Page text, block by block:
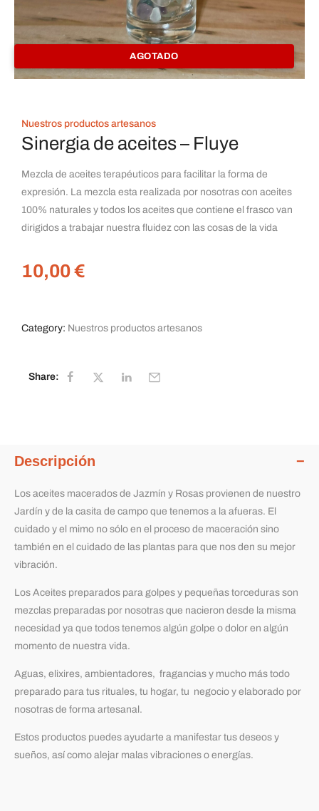
AGOTADO
Nuestros productos artesanos
Sinergia de aceites – Fluye
Mezcla de aceites terapéuticos para facilitar la forma de
expresión. La mezcla esta realizada por nosotras con aceites
100% naturales y todos los aceites que contiene el frasco van
dirigidos a trabajar nuestra fluidez con las cosas de la vida
10,00€
Category: Nuestros productos artesanos
Share:
Descripción
Los aceites macerados de Jazmín y Rosas provienen de nuestro
Jardín y de la casita de campo que tenemos a la afueras. El
cuidado y el mimo no sólo en el proceso de maceración sino
también en el cuidado de las plantas para que nos den su mejor
vibración.
Los Aceites preparados para golpes y pequeñas torceduras son
mezclas preparadas por nosotras que nacieron desde la misma
necesidad ya que todos tenemos algún golpe o dolor en algún
momento de nuestra vida.
Aguas, elixires, ambientadores, fragancias y mucho más todo
preparado para tus rituales, tu hogar, tu negocio y elaborado por
nosotras de forma artesanal.
Estos productos puedes ayudarte a manifestar tus deseos y
sueños, así como alejar malas vibraciones o energías.